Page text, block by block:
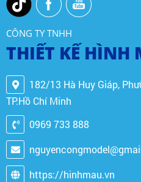
CÔNG TY TNHH
THIẾT KẾ HÌNH
182/13 Hà Huy Giáp,
TP.Hồ Chí Minh
0969 733 888
https://hinhmau.vn